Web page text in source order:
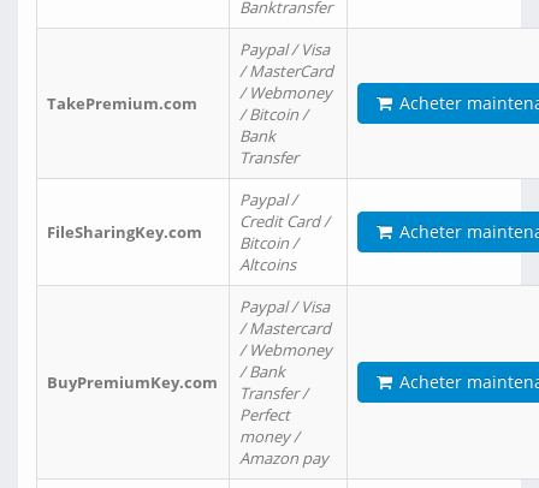
Banktransfer
TakePremium.com
Paypal / Visa
/ MasterCard
/ Webmoney
/ Bitcoin /
Bank
Transfer
Acheter
FileSharingKey.com
Paypal /
Credit Card /
Bitcoin /
Altcoins
Acheter
BuyPremiumKey.com
Paypal / Visa
/ Mastercard
/ Webmoney
/ Bank
Transfer /
Perfect
money /
Amazon pay
Acheter